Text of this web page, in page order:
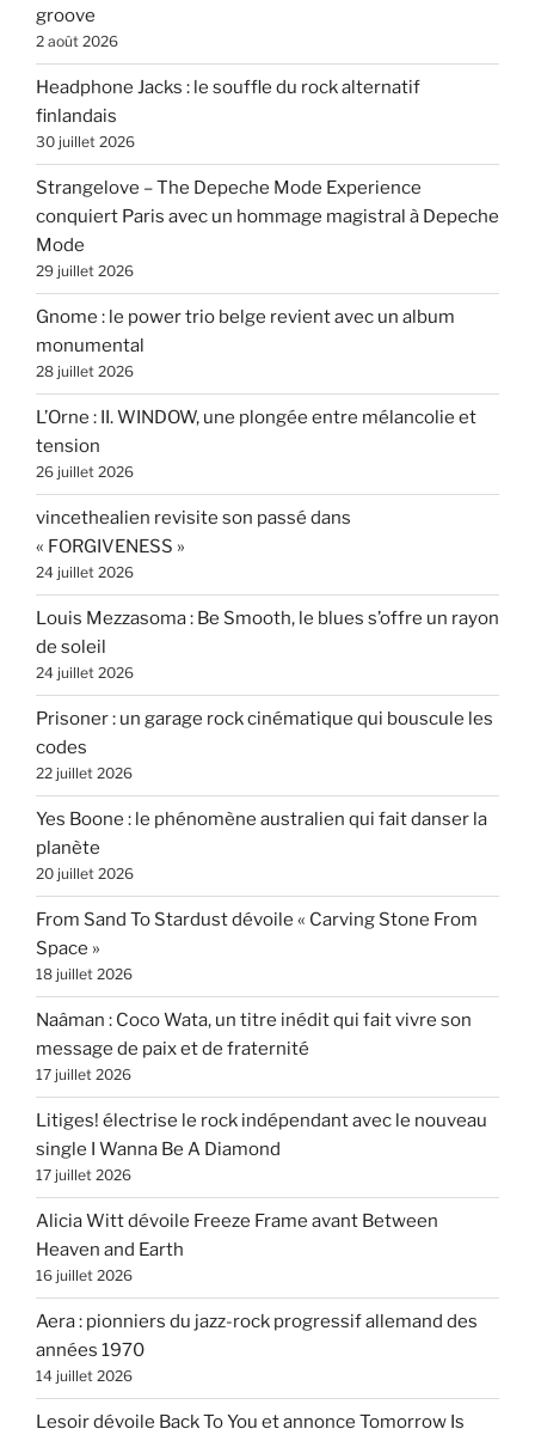
groove
2 août 2026
Headphone Jacks : le souffle du rock alternatif
finlandais
30 juillet 2026
Strangelove – The Depeche Mode Experience
conquiert Paris avec un hommage magistral à Depeche
Mode
29 juillet 2026
Gnome : le power trio belge revient avec un album
monumental
28 juillet 2026
L’Orne : II. WINDOW, une plongée entre mélancolie et
tension
26 juillet 2026
vincethealien revisite son passé dans
« FORGIVENESS »
24 juillet 2026
Louis Mezzasoma : Be Smooth, le blues s’offre un rayon
de soleil
24 juillet 2026
Prisoner : un garage rock cinématique qui bouscule les
codes
22 juillet 2026
Yes Boone : le phénomène australien qui fait danser la
planète
20 juillet 2026
From Sand To Stardust dévoile « Carving Stone From
Space »
18 juillet 2026
Naâman : Coco Wata, un titre inédit qui fait vivre son
message de paix et de fraternité
17 juillet 2026
Litiges! électrise le rock indépendant avec le nouveau
single I Wanna Be A Diamond
17 juillet 2026
Alicia Witt dévoile Freeze Frame avant Between
Heaven and Earth
16 juillet 2026
Aera : pionniers du jazz-rock progressif allemand des
années 1970
14 juillet 2026
Lesoir dévoile Back To You et annonce Tomorrow Is